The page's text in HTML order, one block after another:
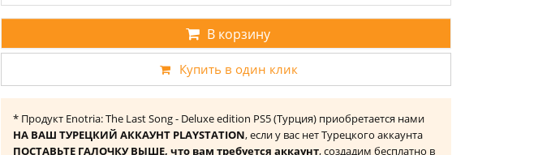
В корзину
Купить в один клик
* Продукт Enotria: The Last Song - Deluxe edition PS5 (Турция) приобретается нами
НА ВАШ ТУРЕЦКИЙ АККАУНТ PLAYSTATION, если у вас нет Турецкого аккаунта
ПОСТАВЬТЕ ГАЛОЧКУ ВЫШЕ, что вам требуется аккаунт, создадим бесплатно в